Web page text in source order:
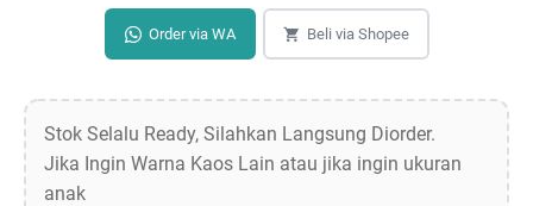
Order via WA Beli via Shopee
Stok Selalu Ready, Silahkan Langsung Diorder.
Jika Ingin Warna Kaos Lain atau jika ingin ukuran
anak